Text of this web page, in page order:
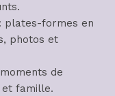
: plates-formes en
photos et
de
famille.